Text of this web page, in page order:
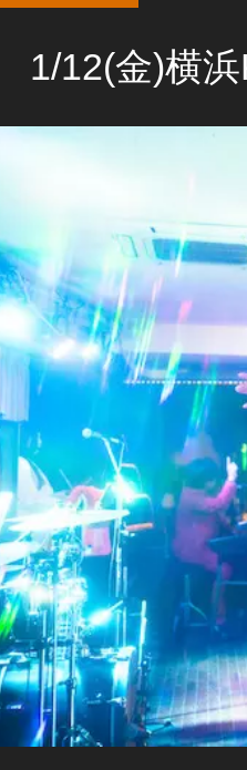
1/12(金)横浜